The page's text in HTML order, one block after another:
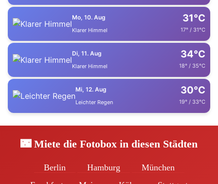
Mo, 10. Aug
Klarer Himmel
31°C
17° / 31°C
Di, 11. Aug
Klarer Himmel
34°C
18° / 35°C
Mi, 12. Aug
Leichter Regen
30°C
19° / 33°C
🌃 Miete die Fotobox in diesen Städten
Berlin Hamburg
München